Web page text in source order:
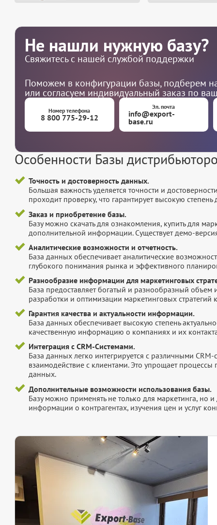
Не нашли нужную базу?
Свяжитесь с нашей службой поддержки
Поможем в конфигурации базы, подберем
или согласуем индивидуальный заказ по
Номер телефона
8 800 775-29-12
Эл. почта
info@export-
base.ru
Особенности Базы
Точность и достоверность данных.
Большая важность уделяется точности и
проходит проверку, что гарантирует высокую
Заказ и приобретение базы.
Базу можно скачать для ознакомления, купить для
дополнительной информации. Существует демо-
Аналитические возможности и отчетность.
База данных обеспечивает аналитические
глубокого понимания рынка и эффективного
Разнообразие информации для маркетинговых
База предоставляет богатый и разнообразный
разработки и оптимизации маркетинговых стратегий
Гарантия качества и актуальности информации.
База данных обеспечивает высокую степень
качественную информацию о компаниях и их
Интеграция с CRM-Системами.
База данных легко интегрируется с различными
взаимодействие с клиентами. Это упрощает
данных.
Дополнительные возможности использования базы.
Базу можно применять не только для маркетинга, но
информации о контрагентах, изучения цен и услуг